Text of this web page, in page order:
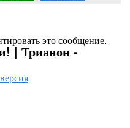
это сообщение.
| Трианон -